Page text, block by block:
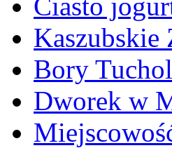
Kaszubskie
Bory
Dworek w